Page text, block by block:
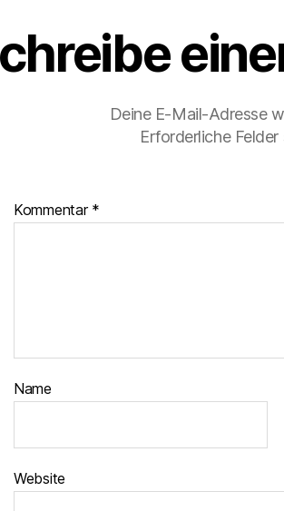
Deine E-Mail-Adresse
Erforderliche Felder
Kommentar *
Name
Website